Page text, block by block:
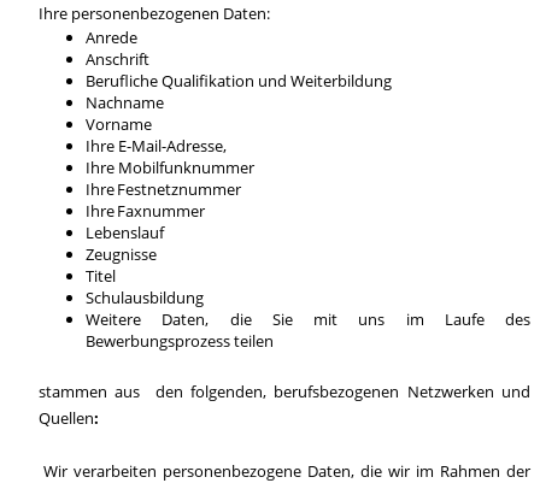
Ihre personenbezogenen Daten:
Anrede
Anschrift
Berufliche Qualifikation und Weiterbildung
Nachname
Vorname
Ihre E-Mail-Adresse,
Ihre Mobilfunknummer
Ihre Festnetznummer
Ihre Faxnummer
Lebenslauf
Zeugnisse
Titel
Schulausbildung
Weitere Daten, die Sie mit uns im Laufe des
Bewerbungsprozess teilen
stammen aus den folgenden, berufsbezogenen Netzwerken und
Quellen:
Wir verarbeiten personenbezogene Daten, die wir im Rahmen der